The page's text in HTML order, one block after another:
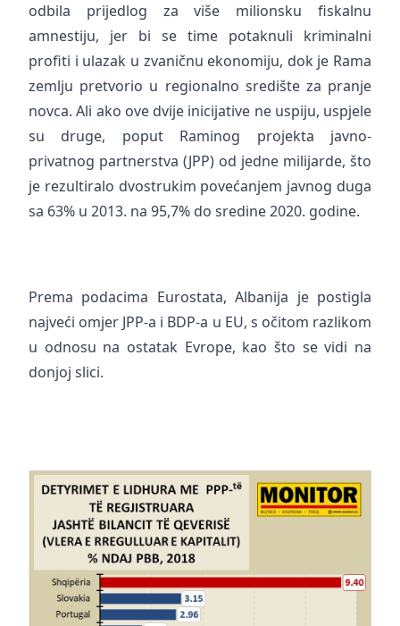
odbila prijedlog za više milionsku fiskalnu
amnestiju, jer bi se time potaknuli kriminalni
profiti i ulazak u zvaničnu ekonomiju, dok je Rama
zemlju pretvorio u regionalno središte za pranje
novca. Ali ako ove dvije inicijative ne uspiju, uspjele
su druge, poput Raminog projekta javno-
privatnog partnerstva (JPP) od jedne milijarde, što
je rezultiralo dvostrukim povećanjem javnog duga
sa 63% u 2013. na 95,7% do sredine 2020. godine.
Prema podacima Eurostata, Albanija je postigla
najveći omjer JPP-a i BDP-a u EU, s očitom razlikom
u odnosu na ostatak Evrope, kao što se vidi na
donjoj slici.